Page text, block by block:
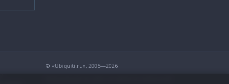
© «Ubiquiti.ru», 2005—2026